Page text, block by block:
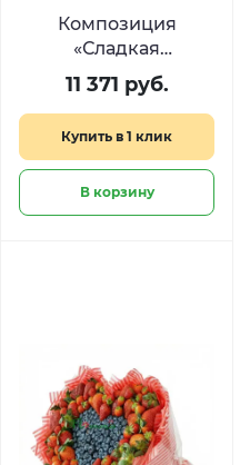
Композиция
«Сладкая
валентинка» с KitKat
и Ferrero в форме
11 371 руб.
Купить в 1 клик
В корзину